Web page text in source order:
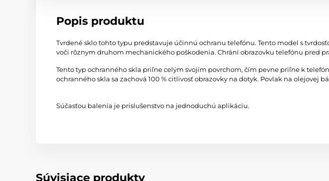
Popis produktu
Tvrdené sklo tohto typu predstavuje účinnú ochranu telefónu. Tento model s
voči rôznym druhom mechanického poškodenia. Chráni obrazovku telefónu pred
Tento typ ochranného skla priľne celým svojím povrchom, čím pevne priľne k
ochranného skla sa zachová 100 % citlivosť obrazovky na dotyk. Povlak na olejovej
Súčasťou balenia je príslušenstvo na jednoduchú aplikáciu.
Súvisiace produkty